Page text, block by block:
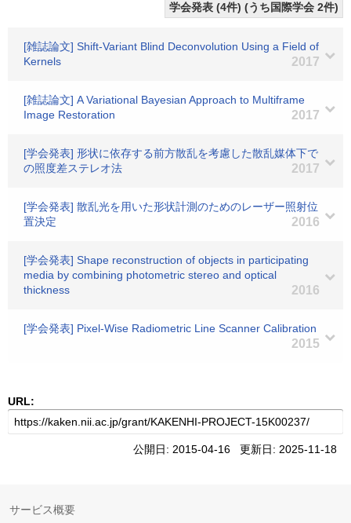
学会発表 (4件) (うち国際学会 2件)
[雑誌論文] Shift-Variant Blind Deconvolution Using a Field of
Kernels
2017
[雑誌論文] A Variational Bayesian Approach to Multiframe
Image Restoration
2017
[学会発表] 形状に依存する前方散乱を考慮した散乱媒体下で
の照度差ステレオ法
2017
[学会発表] 散乱光を用いた形状計測のためのレーザー照射位
置決定
2016
[学会発表] Shape reconstruction of objects in participating
media by combining photometric stereo and optical
thickness
2016
[学会発表] Pixel-Wise Radiometric Line Scanner Calibration
2015
URL:
公開日: 2015-04-16 更新日: 2025-11-18
サービス概要